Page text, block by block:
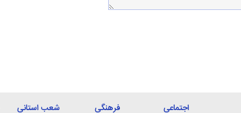
اجتماعی فرهنگی شعب استانی